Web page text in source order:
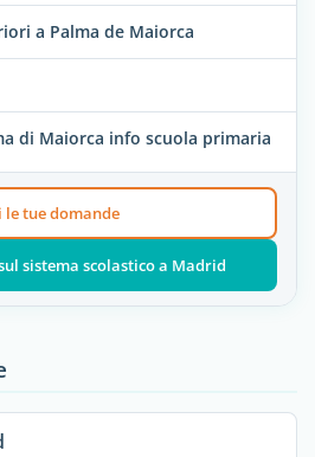
a Palma de Maiorca
di Maiorca info scuola primaria
le tue domande
sistema scolastico a Madrid